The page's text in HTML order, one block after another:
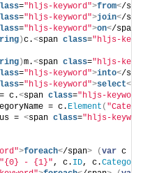
="hljs-keyword">from</
="hljs-keyword">join</
="hljs-keyword">on</span
)c.<span class="hljs-
)m.<span class="hljs-
="hljs-keyword">into</
="hljs-keyword">select<
c.
<span class="hljs-
= c.
Element (
=
<span class="hljs-
>foreach</span> (var c
"{0} - {1}", c. ID, c.